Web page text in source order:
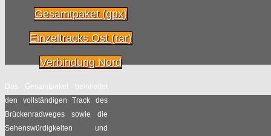
2014
Hamburg rund um die
Außenalster
vonRadpilot.de |
23.07
Fahrradmitnahmetarifdjungel
in DB-
Nahverkehrszügen
Gesamtpaket (gpx)
Einzeltracks Ost (rar)
Verbindung Nord
Das Gesamtpaket beinhaltet
den vollständigen Track des
Brückenradweges sowie die
Sehenswürdigkeiten und